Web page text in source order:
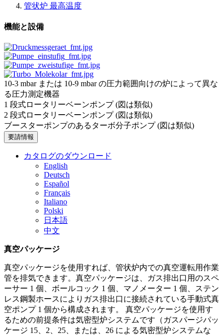
管状炉 最高温度
機能と設備
10-3 mbar または 10-9 mbar の圧力範囲向けの炉によって異な
る圧力測定機器
1 段式ロータリーベーンポンプ (図は類似)
2 段式ロータリーベーンポンプ (図は類似)
ブースターポンプのあるターボ分子ポンプ (図は類似)
要請情報
カタログのダウンロード
English
Deutsch
Español
Français
Italiano
Polski
日本語
中文
真空パッケージ
真空パッケージを使用すれば、管状炉内での真空運転用作業
管を排気できます。真空パッケージは、ガス排出口用のスペ
ーサー 1 個、ボールコック 1 個、マノメーター 1 個、ステン
レス鋼製ホースによりガス排出口に接続されている手動式真
空ポンプ 1 個から構成されます。 真空パッケージを使用す
るための前提条件は気密型炉システムです（ガスパージパッ
ケージ 15、2、25、または、26 による気密型炉システムな